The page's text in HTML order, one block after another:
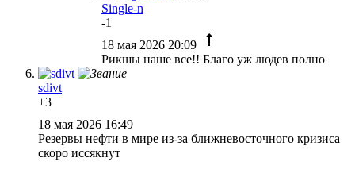
Single-n
-1
18 мая 2026 20:09
Рикшы наше все!! Благо уж людев полно
sdivt
+3
18 мая 2026 16:49
Резервы нефти в мире из-за ближневосточного кризиса
скоро иссякнут